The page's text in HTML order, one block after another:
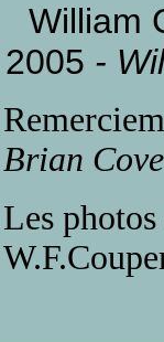
William
2005 -
Brian Cove
Les